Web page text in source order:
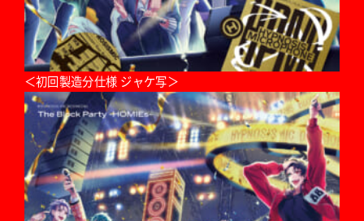
＜初回製造分仕様 ジャケ写＞